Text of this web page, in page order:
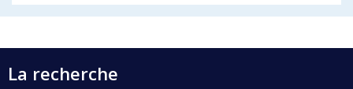
La recherche